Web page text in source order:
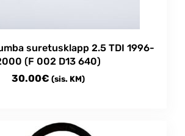
suretusklapp 2.5 TDI 1996-
(F 002 D13 640)
30.00€ (sis. KM)